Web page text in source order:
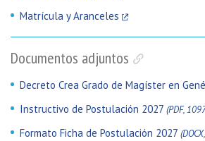
Matrícula y Aranceles
Documentos adjuntos
Decreto Crea Grado de Magíster en
Instructivo de Postulación 2027 (PDF,
Formato Ficha de Postulación 2027